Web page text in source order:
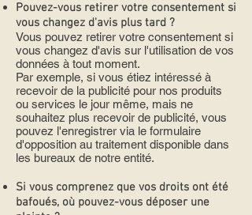
Pouvez-vous retirer votre consentement si
vous changez d'avis plus tard ?
Vous pouvez retirer votre consentement si
vous changez d'avis sur l'utilisation de vos
données à tout moment.
Par exemple, si vous étiez intéressé à
recevoir de la publicité pour nos produits
ou services le jour même, mais ne
souhaitez plus recevoir de publicité, vous
pouvez l'enregistrer via le formulaire
d'opposition au traitement disponible dans
les bureaux de notre entité.
Si vous comprenez que vos droits ont été
bafoués, où pouvez-vous déposer une